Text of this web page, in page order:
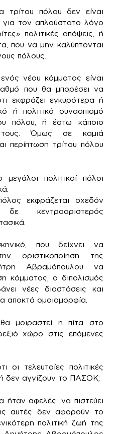
τρίτου πόλου δεν είναι
τον απλούστατο λόγο
πολιτικές απόψεις, ή
που να μην καλύπτονται
πόλους.
νέου κόμματος είναι
που θα μπορέσει να
εκφράζει εγκυρότερα ή
ή πολιτικό συνασπισμό
πόλου, ή έστω κάποιο
Όμως σε καμιά
περίπτωση τρίτου πόλου
πολιτικοί πόλοι
εκφράζεται σχεδόν
κεντροαριστερός
που δείχνει να
οριστικοποίηση της
Αβραμόπουλου να
κόμματος, ο διπολισμός
νέες διαστάσεις και
αποκτά ομοιομορφία.
μοιραστεί η πίτα στο
χώρο στις επόμενες
οι τελευταίες πολιτικές
δεν αγγίζουν το ΠΑΣΟΚ;
ήταν αφελές, να πιστεύει
αυτές δεν αφορούν το
πολιτική ζωή της